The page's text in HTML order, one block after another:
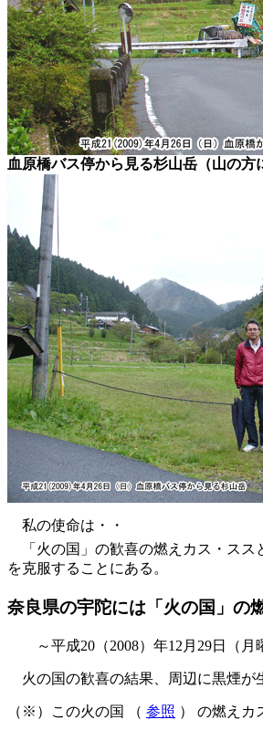
血原橋バス停から見る杉山岳（山の方
私の使命は・・
「火の国」の歓喜の燃えカス・スス
を克服することにある。
奈良県の宇陀には「火の国」の
～平成20（2008）年12月29日（月
火の国の歓喜の結果、周辺に黒煙が
（※）この火の国 （ 参照 ） の燃えカ